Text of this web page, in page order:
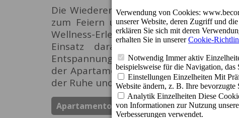
Die Wiedereröffnung des Salinas Spa
zum Feiern und bietet den
Wellness-Erlebnis zu genießen. Das
Einsatz daran gearbeitet, einen
Entspannung, Natur und Eleganz
der Apartamentos Cordial Mogán
der Ruhe und Harmonie bietet.
Apartamentos Cordial Mogan Valle Spa &